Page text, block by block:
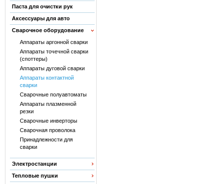
Паста для очистки рук
Аксессуары для авто
Сварочное оборудование
Аппараты аргонной сварки
Аппараты точечной сварки
(споттеры)
Аппараты дуговой сварки
Аппараты контактной
сварки
Сварочные полуавтоматы
Аппараты плазменной
резки
Сварочные инверторы
Сварочная проволока
Принадлежности для
сварки
Электростанции
Тепловые пушки